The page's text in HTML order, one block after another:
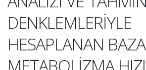
DENKLEMLERİYLE
HESAPLANAN